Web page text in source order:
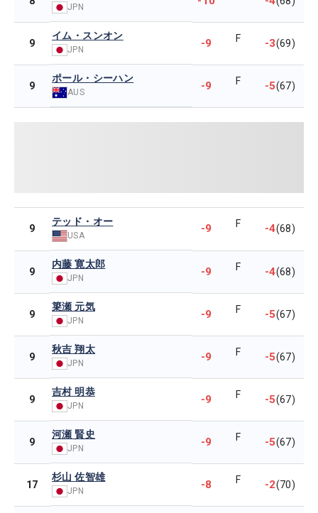
JPN
9
イム・スンオン
JPN -9 F -3(69)
9
ポール・シーハン
AUS -9 F -5(67)
9
テッド・オー
USA
-9 F -4(68)
9
内藤 寛太郎
JPN -9 F -4(68)
9
簗瀬 元気
JPN -9 F -5(67)
9
秋吉 翔太
JPN -9 F -5(67)
9
吉村 明恭
JPN -9 F -5(67)
9
河瀬 賢史
JPN -9 F -5(67)
17
杉山 佐智雄
JPN -8 F -2(70)